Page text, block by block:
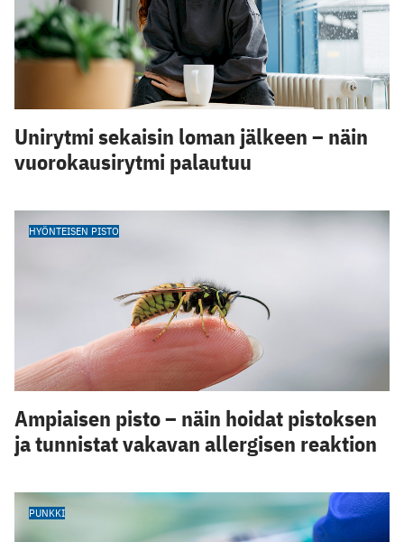
Unirytmi sekaisin loman jälkeen – näin
vuorokausirytmi palautuu
HYÖNTEISEN PISTO
Ampiaisen pisto – näin hoidat pistoksen
ja tunnistat vakavan allergisen reaktion
PUNKKI